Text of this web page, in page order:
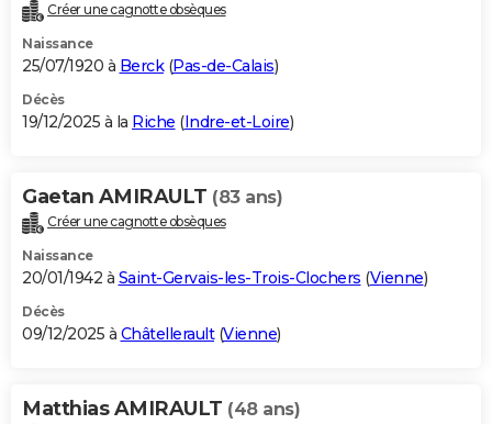
Créer une cagnotte obsèques
Naissance
25/07/1920 à Berck(Pas-de-Calais)
Décès
19/12/2025 à la Riche (Indre-et-Loire)
Gaetan AMIRAULT (83 ans)
Créer une cagnotte obsèques
Naissance
20/01/1942 à Saint-Gervais-les-Trois-Clochers (Vienne)
Décès
09/12/2025 à Châtellerault(Vienne)
Matthias AMIRAULT (48 ans)